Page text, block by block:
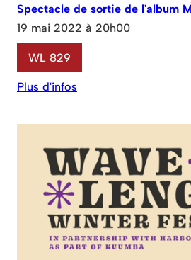
Spectacle de sortie de l'album
19 mai 2022 à 20h00
WL 829
Plus d'infos